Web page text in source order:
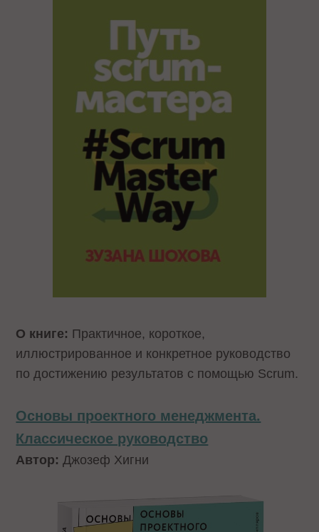
О книге: Практичное, короткое,
иллюстрированное и конкретное руководство
по достижению результатов с помощью Scrum.
Основы проектного менеджмента.
Классическое руководство
Автор:Джозеф Хигни